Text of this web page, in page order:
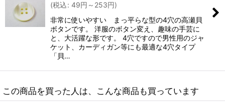
(税込: 49円 ～253円)
非常に使いやすい まっ平らな型の4穴の高瀬貝
ボタンです。 洋服のボタン変え、趣味の手芸に
と、大活躍な形です。 4穴ですので男性用のジャ
ケット、カーディガン等にも最適な4穴タイプ
「貝…
この商品を買った人は、こんな商品も買っています